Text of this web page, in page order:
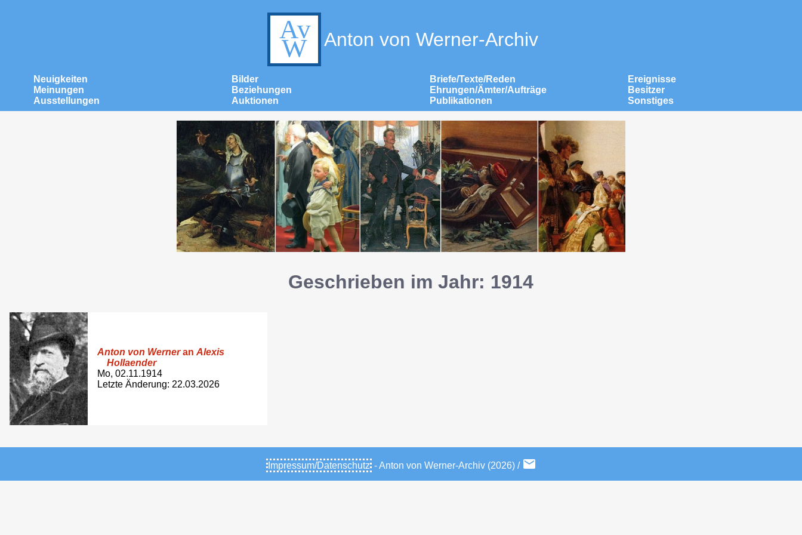
Anton von Werner-Archiv
Neuigkeiten Bilder Briefe/Texte/Reden
Ereignisse
Meinungen
Beziehungen Ehrungen/Ämter/Aufträge
Besitzer
Ausstellungen
Auktionen Publikationen Sonstiges
Geschrieben im Jahr: 1914
Anton von Werneran Alexis
Hollaender
Mo, 02.11.1914
Letzte Änderung: 22.03.2026
Impressum/Datenschutz - Anton von Werner-Archiv (2026) /